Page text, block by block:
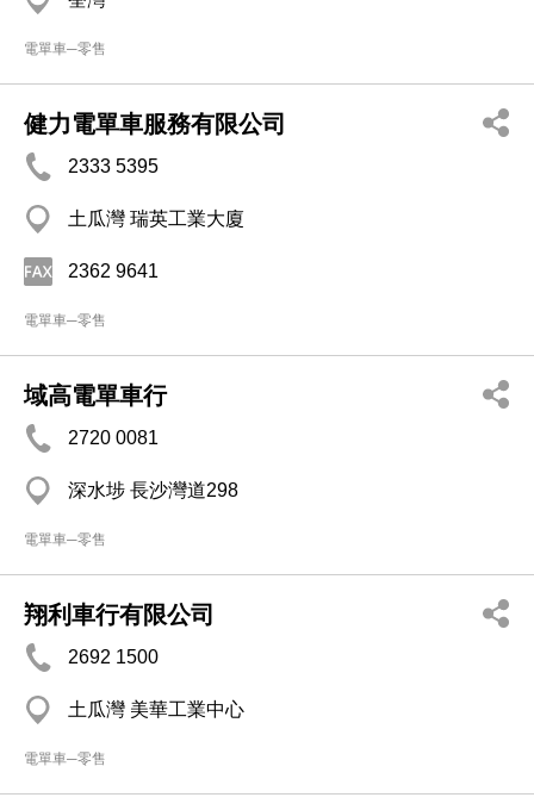
電單車─零售
健力電單車服務有限公司
2333 5395
土瓜灣 瑞英工業大廈
2362 9641
電單車─零售
域高電單車行
2720 0081
深水埗 長沙灣道298
電單車─零售
翔利車行有限公司
2692 1500
土瓜灣 美華工業中心
電單車─零售